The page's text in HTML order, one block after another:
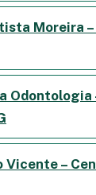
Moreira –
Odontologia
Vicente –